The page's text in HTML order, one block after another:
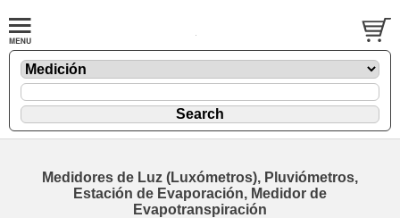
Medidores de Luz (Luxómetros), Pluviómetros,
Estación de Evaporación, Medidor de
Evapotranspiración